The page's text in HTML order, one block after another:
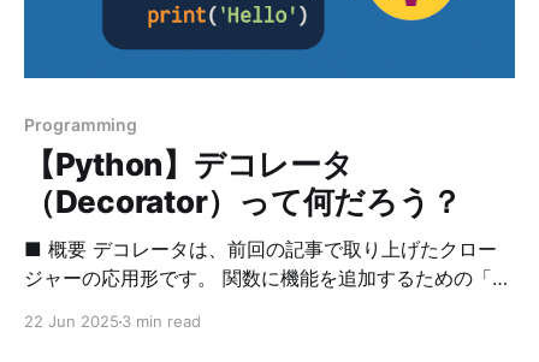
Programming
【Python】デコレータ
（Decorator）って何だろう？
■ 概要 デコレータは、前回の記事で取り上げたクロー
ジャーの応用形です。 関数に機能を追加するための「関
22 Jun 2025 3 min read